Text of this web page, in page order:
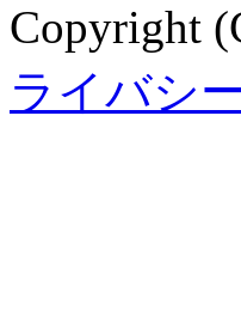
Copyright
ライバシ